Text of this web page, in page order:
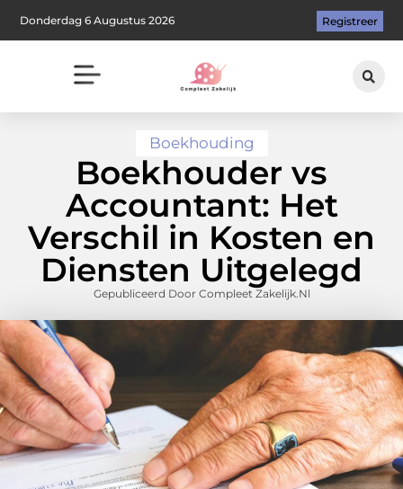
Donderdag 6 Augustus 2026 Registreer
Boekhouding
Boekhouder vs
Accountant: Het
Verschil in Kosten en
Diensten Uitgelegd
Gepubliceerd Door Compleet Zakelijk.nl